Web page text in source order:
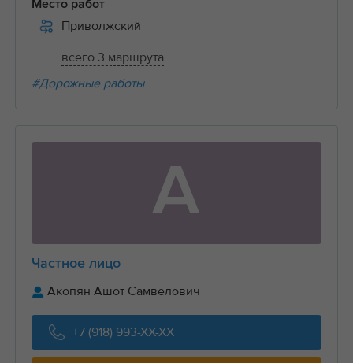
Место работ
Приволжский
всего 3 маршрута
#Дорожные работы
А
Частное лицо
Акопян Ашот Самвелович
+7 (918) 993-XX-XX